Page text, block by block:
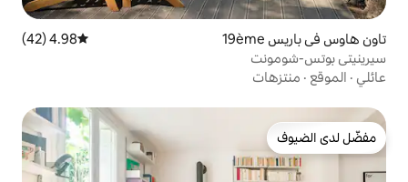
متوسط التقييم 4.98 من 5، 42 مراجعات
4.98 (42)